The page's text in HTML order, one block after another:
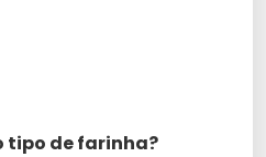
tipo de farinha?